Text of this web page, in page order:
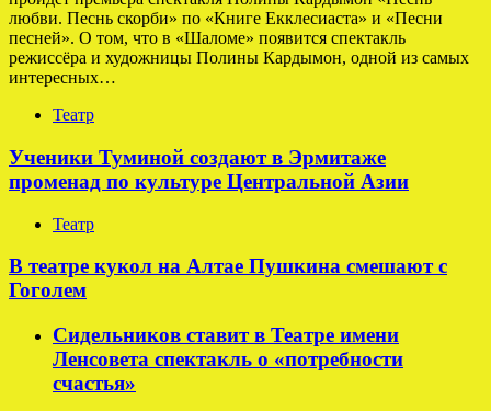
любви. Песнь скорби» по «Книге Екклесиаста» и «Песни
песней». О том, что в «Шаломе» появится спектакль
режиссёра и художницы Полины Кардымон, одной из самых
интересных…
Театр
Ученики Туминой создают в Эрмитаже
променад по культуре Центральной Азии
Театр
В театре кукол на Алтае Пушкина смешают с
Гоголем
Сидельников ставит в Театре имени
Ленсовета спектакль о «потребности
счастья»